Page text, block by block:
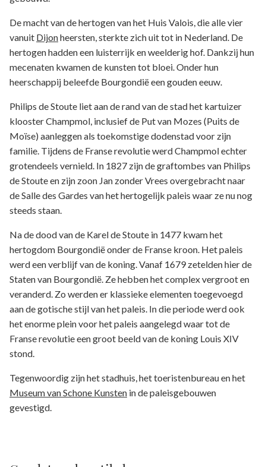
De macht van de hertogen van het Huis Valois, die alle vier
vanuit Dijonheersten, sterkte zich uit tot in Nederland. De
hertogen hadden een luisterrijk en weelderig hof. Dankzij hun
mecenaten kwamen de kunsten tot bloei. Onder hun
heerschappij beleefde Bourgondië een gouden eeuw.
Philips de Stoute liet aan de rand van de stad het kartuizer
klooster Champmol, inclusief de Put van Mozes (Puits de
Moïse) aanleggen als toekomstige dodenstad voor zijn
familie. Tijdens de Franse revolutie werd Champmol echter
grotendeels vernield. In 1827 zijn de graftombes van Philips
de Stoute en zijn zoon Jan zonder Vrees overgebracht naar
de Salle des Gardes van het hertogelijk paleis waar ze nu nog
steeds staan.
Na de dood van de Karel de Stoute in 1477 kwam het
hertogdom Bourgondië onder de Franse kroon. Het paleis
werd een verblijf van de koning. Vanaf 1679 zetelden hier de
Staten van Bourgondië. Ze hebben het complex vergroot en
veranderd. Zo werden er klassieke elementen toegevoegd
aan de gotische stijl van het paleis. In die periode werd ook
het enorme plein voor het paleis aangelegd waar tot de
Franse revolutie een groot beeld van de koning Louis XIV
stond.
Tegenwoordig zijn het stadhuis, het toeristenbureau en het
Museum van Schone Kunsten in de paleisgebouwen
gevestigd.